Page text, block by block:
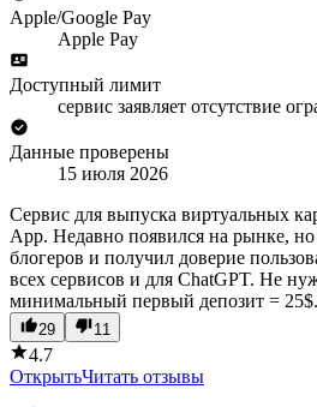
Apple/Google Pay
Apple Pay
Доступный лимит
сервис заявляет отсутствие
Данные проверены
15 июля 2026
Сервис для выпуска виртуальных
App. Недавно появился на рынке,
блогеров и получил доверие
всех сервисов и для ChatGPT. Не
минимальный первый депозит = 25$.
29 11
4.7
ОткрытьЧитать отзывы